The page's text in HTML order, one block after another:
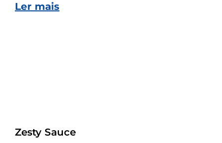
Ler mais
Zesty Sauce